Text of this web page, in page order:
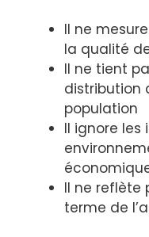
Il ne
la qualité
Il ne tient
distribution
population
Il ignore les
Il ne reflète
terme de